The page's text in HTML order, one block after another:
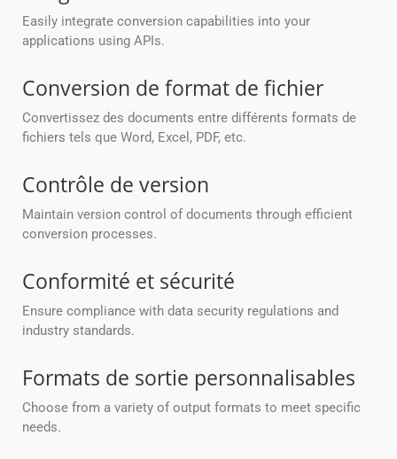
Easily integrate conversion capabilities into your
applications using APIs.
Conversion de format de fichier
Convertissez des documents entre différents formats de
fichiers tels que Word, Excel, PDF, etc.
Contrôle de version
Maintain version control of documents through efficient
conversion processes.
Conformité et sécurité
Ensure compliance with data security regulations and
industry standards.
Formats de sortie personnalisables
Choose from a variety of output formats to meet specific
needs.